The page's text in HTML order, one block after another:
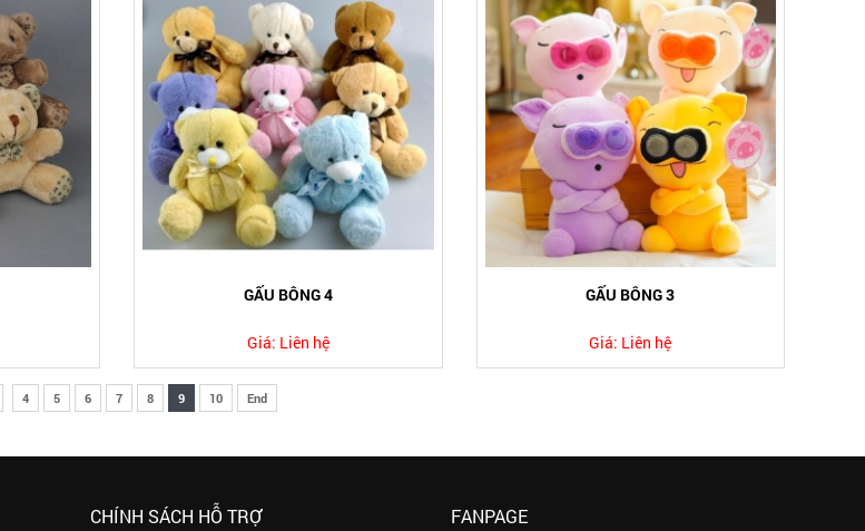
GẤU BÔNG 4
Giá: Liên hệ
GẤU BÔNG 3
Giá: Liên hệ
4 5 6 7 8 9 10 End
CHÍNH SÁCH HỖ TRỢ FANPAGE